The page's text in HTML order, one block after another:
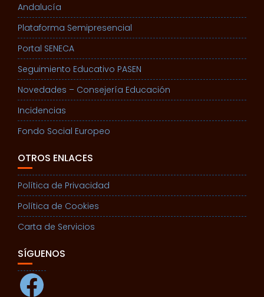
Andalucía
Plataforma Semipresencial
Portal SENECA
Seguimiento Educativo PASEN
Novedades – Consejería Educación
Incidencias
Fondo Social Europeo
OTROS ENLACES
Política de Privacidad
Política de Cookies
Carta de Servicios
SÍGUENOS
Facebook